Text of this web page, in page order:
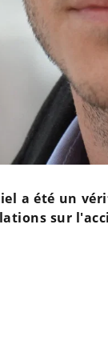
a été un
sur